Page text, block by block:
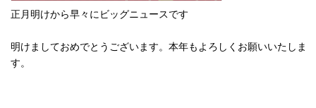
正月明けから早々にビッグニュースです
明けましておめでとうございます。本年もよろしくお願いいたしま
す。